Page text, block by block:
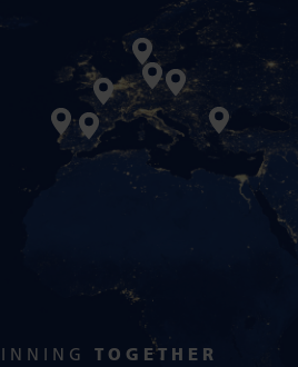
TOGETHER